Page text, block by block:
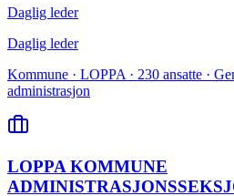
Daglig leder
Daglig leder
Kommune · LOPPA · 230 ansatte ·
administrasjon
LOPPA KOMMUNE